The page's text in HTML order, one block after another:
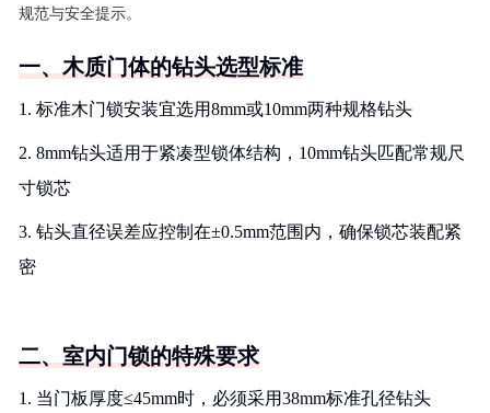
规范与安全提示。
一、木质门体的钻头选型标准
1. 标准木门锁安装宜选用8mm或10mm两种规格钻头
2. 8mm钻头适用于紧凑型锁体结构，10mm钻头匹配常规尺
寸锁芯
3. 钻头直径误差应控制在±0.5mm范围内，确保锁芯装配紧
密
二、室内门锁的特殊要求
1. 当门板厚度≤45mm时，必须采用38mm标准孔径钻头